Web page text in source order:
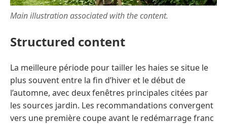
Main illustration associated with the content.
Structured content
La meilleure période pour tailler les haies se situe le
plus souvent entre la fin d’hiver et le début de
l’automne, avec deux fenêtres principales citées par
les sources jardin. Les recommandations convergent
vers une première coupe avant le redémarrage franc